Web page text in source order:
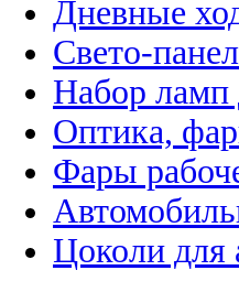
Дневные
Свето-
Набор ламп
Оптика,
Фары
Цоколи для